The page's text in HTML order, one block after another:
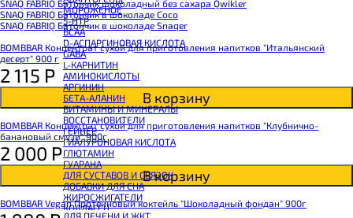
МОРОЖЕНОЕ
5-HTP
BCAA
D-АСПАРГИНОВАЯ КИСЛОТА
GABA
L-КАРНИТИН
АМИНОКИСЛОТЫ
АРГИНИН
БЕТА-АЛАНИН
ВИТАМИНЫ И МИНЕРАЛЫ
ВОССТАНОВИТЕЛИ
ГЕЙНЕР
ГИАЛУРОНОВАЯ КИСЛОТА
ГЛЮТАМИН
ГУАРАНА
ДЛЯ СУСТАВОВ И СВЯЗОК
ДОБАВКИ ДЛЯ СНА
ЖИРОСЖИГАТЕЛИ
КОЛЛАГЕН
ДЛЯ ПЕЧЕНИ И ЖКТ
SNAQ FABRIQ Батончик шоколадный без сахара Qwikler
SNAQ FABRIQ Батончик в шоколаде Coco
SNAQ FABRIQ Батончик в шоколаде Snaqer
BOMBBAR Концентрат сухой для приготовления напитков "Итальянский
десерт" 900 г
2 115 Р
В корзину
BOMBBAR Концентрат сухой для приготовления напитков "Клубнично-
банановый смузи" 900г
2 000 Р
В корзину
BOMBBAR Vegan Протеиновый коктейль "Шоколадный фондан" 900г